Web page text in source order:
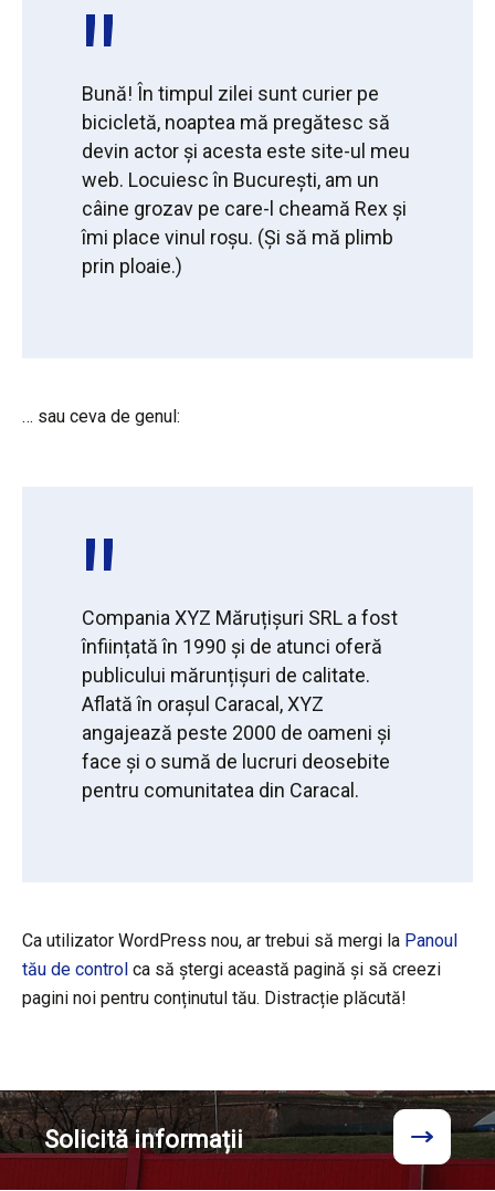
Bună! În timpul zilei sunt curier pe
bicicletă, noaptea mă pregătesc să
devin actor și acesta este site-ul meu
web. Locuiesc în București, am un
câine grozav pe care-l cheamă Rex și
îmi place vinul roșu. (Și să mă plimb
prin ploaie.)
… sau ceva de genul:
Compania XYZ Măruțișuri SRL a fost
înființată în 1990 și de atunci oferă
publicului mărunțișuri de calitate.
Aflată în orașul Caracal, XYZ
angajează peste 2000 de oameni și
face și o sumă de lucruri deosebite
pentru comunitatea din Caracal.
Ca utilizator WordPress nou, ar trebui să mergi la Panoul
tău de control ca să ștergi această pagină și să creezi
pagini noi pentru conținutul tău. Distracție plăcută!
Solicităinformații